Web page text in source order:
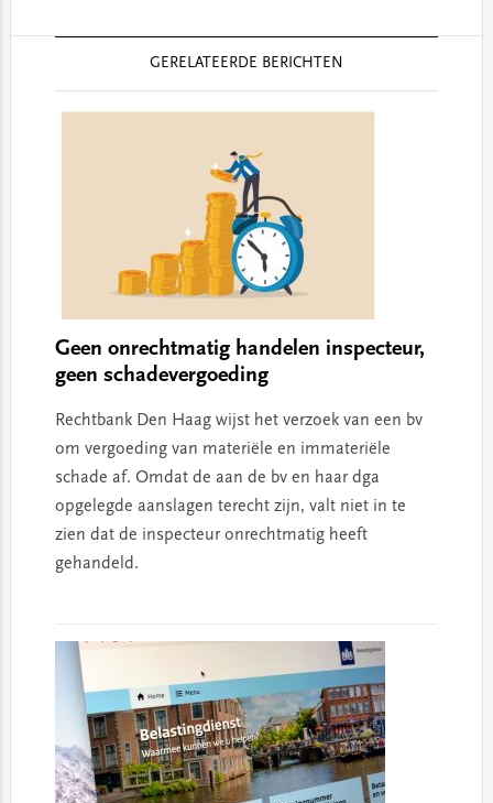
GERELATEERDE BERICHTEN
Geen onrechtmatig handelen inspecteur,
geen schadevergoeding
Rechtbank Den Haag wijst het verzoek van een bv
om vergoeding van materiële en immateriële
schade af. Omdat de aan de bv en haar dga
opgelegde aanslagen terecht zijn, valt niet in te
zien dat de inspecteur onrechtmatig heeft
gehandeld.